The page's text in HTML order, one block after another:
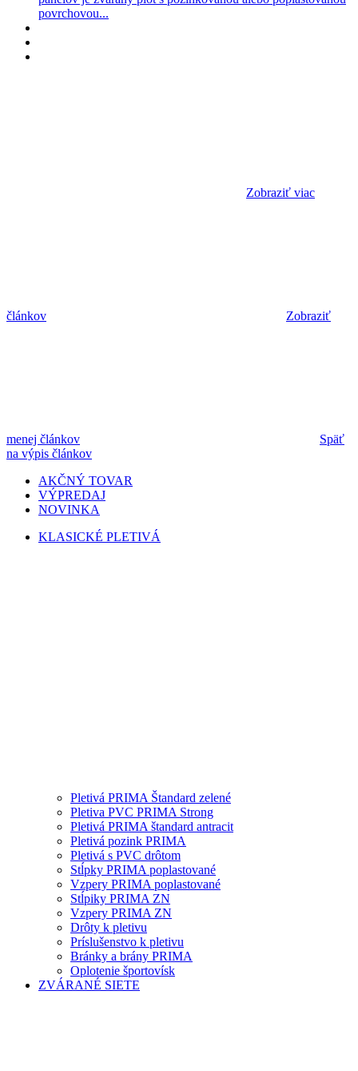
povrchovou...
Zobraziť viac
článkov Zobraziť
menej článkov
Späť
na výpis článkov
AKČNÝ TOVAR
VÝPREDAJ
NOVINKA
KLASICKÉ PLETIVÁ
Pletivá PRIMA Štandard zelené
Pletiva PVC PRIMA Strong
Pletivá PRIMA štandard antracit
Pletivá pozink PRIMA
Pletivá s PVC drôtom
Stĺpky PRIMA poplastované
Vzpery PRIMA poplastované
Stĺpiky PRIMA ZN
Vzpery PRIMA ZN
Drôty k pletivu
Príslušenstvo k pletivu
Bránky a brány PRIMA
Oplotenie športovísk
ZVÁRANÉ SIETE